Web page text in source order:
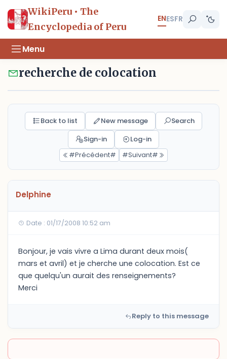
WikiPeru • The
Encyclopedia of Peru
ENESFR
Menu
recherche de colocation
Back to list New message
Search
Sign-in
Log-in
#Précédent#
#Suivant#
Delphine
Date : 01/17/2008 10:52 am
Bonjour, je vais vivre a Lima durant deux mois(
mars et avril) et je cherche une colocation. Est ce
que quelqu'un aurait des renseignements?
Merci
Reply to this message